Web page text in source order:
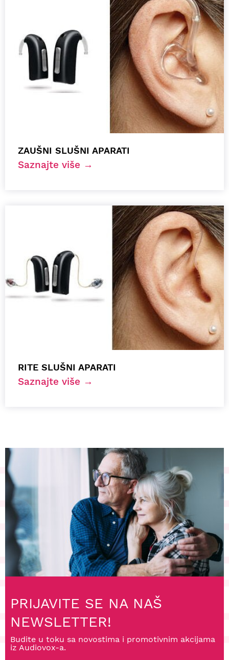
ZAUŠNI SLUŠNI APARATI
Saznajte više →
RITE SLUŠNI APARATI
Saznajte više →
PRIJAVITE SE NA NAŠ
NEWSLETTER!
Budite u toku sa novostima i promotivnim akcijama
iz Audiovox-a.